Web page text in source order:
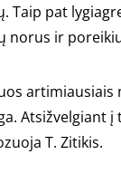
Taip pat
norus ir
artimiausiais
Atsižvelgiant
T. Zitikis.